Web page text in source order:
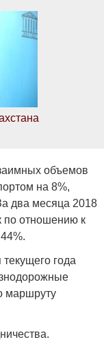
объемов
на 8%,
два месяца 2018
по отношению к
года
маршруту